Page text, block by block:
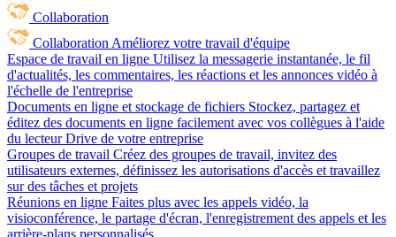
Collaboration
Collaboration Améliorez votre travail d'équipe
Espace de travail en ligne Utilisez la messagerie instantanée, le fil
d'actualités, les commentaires, les réactions et les annonces vidéo à
l'échelle de l'entreprise
Documents en ligne et stockage de fichiers Stockez, partagez et
éditez des documents en ligne facilement avec vos collègues à l'aide
du lecteur Drive de votre entreprise
Groupes de travail Créez des groupes de travail, invitez des
utilisateurs externes, définissez les autorisations d'accès et travaillez
sur des tâches et projets
Réunions en ligne Faites plus avec les appels vidéo, la
visioconférence, le partage d'écran, l'enregistrement des appels et les
arrière-plans personnalisés